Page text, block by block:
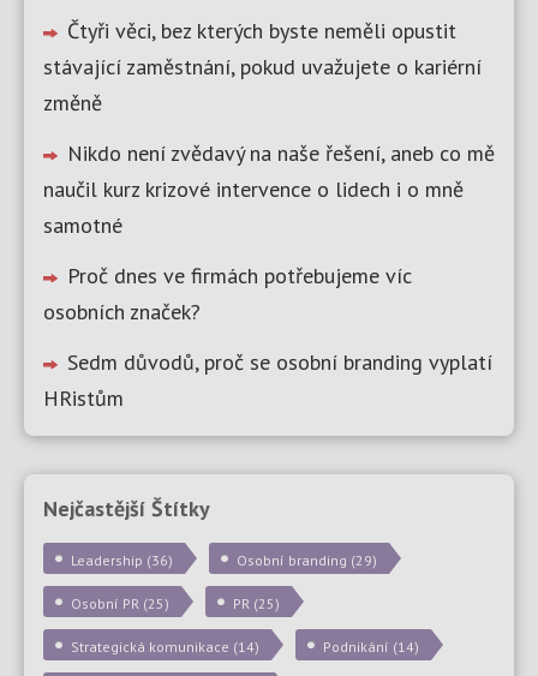
Čtyři věci, bez kterých byste neměli opustit
stávající zaměstnání, pokud uvažujete o kariérní
změně
Nikdo není zvědavý na naše řešení, aneb co mě
naučil kurz krizové intervence o lidech i o mně
samotné
Proč dnes ve firmách potřebujeme víc
osobních značek?
Sedm důvodů, proč se osobní branding vyplatí
HRistům
Nejčastější Štítky
Leadership (36) Osobní branding (29)
Osobní PR (25) PR (25)
Strategická komunikace (14) Podnikání (14)